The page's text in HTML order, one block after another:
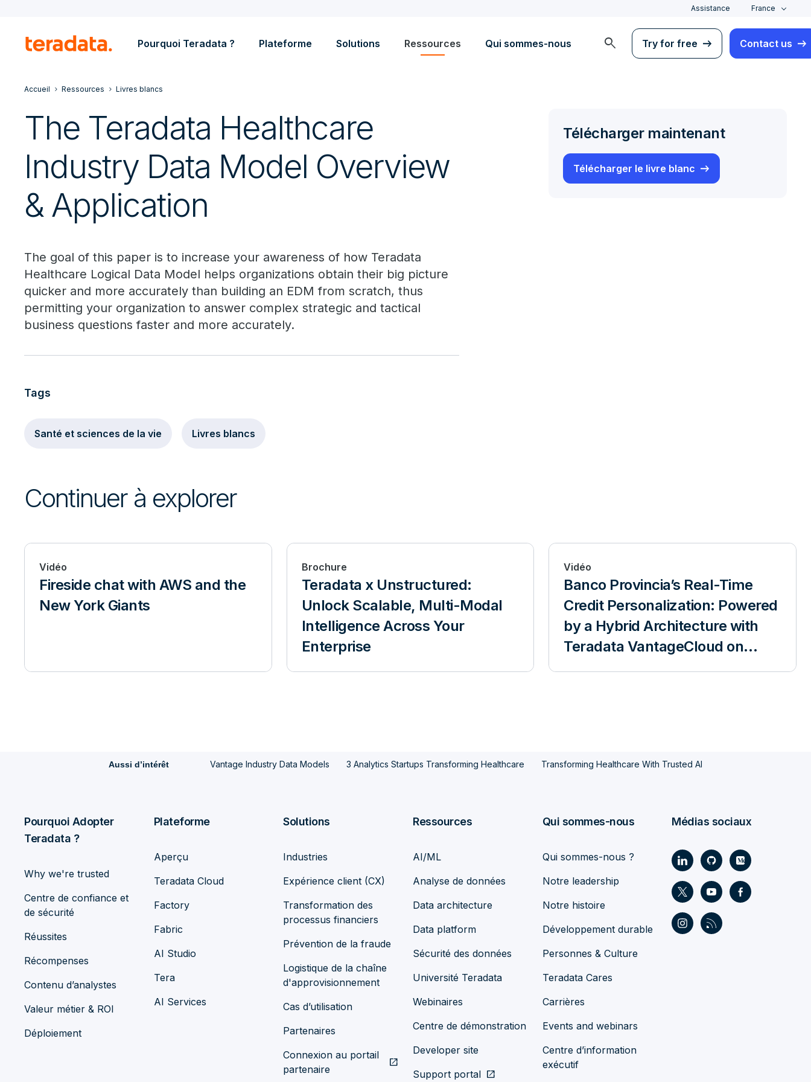
Assistance France
Pourquoi Teradata ? Plateforme Solutions Ressources Qui sommes-nous search Try for free Contact us
Accueil Ressources Livres blancs
The Teradata Healthcare
Industry Data Model Overview
& Application
The goal of this paper is to increase your awareness of how Teradata
Healthcare Logical Data Model helps organizations obtain their big picture
quicker and more accurately than building an EDM from scratch, thus
permitting your organization to answer complex strategic and tactical
business questions faster and more accurately.
Télécharger maintenant
Télécharger le livre blanc
Tags
Santé et sciences de la vie Livres blancs
Continuer à explorer
Vidéo
Fireside chat with AWS and the
New York Giants
Brochure
Teradata x Unstructured:
Unlock Scalable, Multi-Modal
Intelligence Across Your
Enterprise
Vidéo
Banco Provincia’s Real-Time
Credit Personalization: Powered
by a Hybrid Architecture with
Teradata VantageCloud on
Azure and VantageCore
Aussi d’intérêt Vantage Industry Data Models 3 Analytics Startups Transforming Healthcare Transforming Healthcare With Trusted AI
Pourquoi Adopter
Teradata ?
Why we're trusted
Centre de confiance et
de sécurité
Réussites
Récompenses
Contenu d’analystes
Valeur métier & ROI
Déploiement
Plateforme
Aperçu
Teradata Cloud
Factory
Fabric
AI Studio
Tera
AI Services
Solutions
Industries
Expérience client (CX)
Transformation des
processus financiers
Prévention de la fraude
Logistique de la chaîne
d'approvisionnement
Cas d’utilisation
Partenaires
Connexion au portail
partenaire
open_in_new
Ressources
AI/ML
Analyse de données
Data architecture
Data platform
Sécurité des données
Université Teradata
Webinaires
Centre de démonstration
Developer site
Support portal open_in_new
Qui sommes-nous
Qui sommes-nous ?
Notre leadership
Notre histoire
Développement durable
Personnes & Culture
Teradata Cares
Carrières
Events and webinars
Centre d’information
exécutif
Médias sociaux